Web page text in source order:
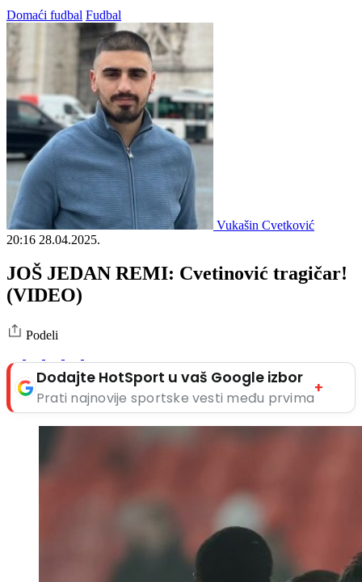
Domaći fudbal Fudbal
Vukašin Cvetković
20:16 28.04.2025.
JOŠ JEDAN REMI: Cvetinović tragičar!
(VIDEO)
Podeli
Dodajte HotSport u vaš Google izbor
Prati najnovije sportske vesti među prvima
+